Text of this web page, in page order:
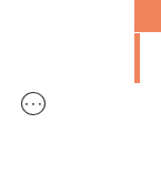
･･･